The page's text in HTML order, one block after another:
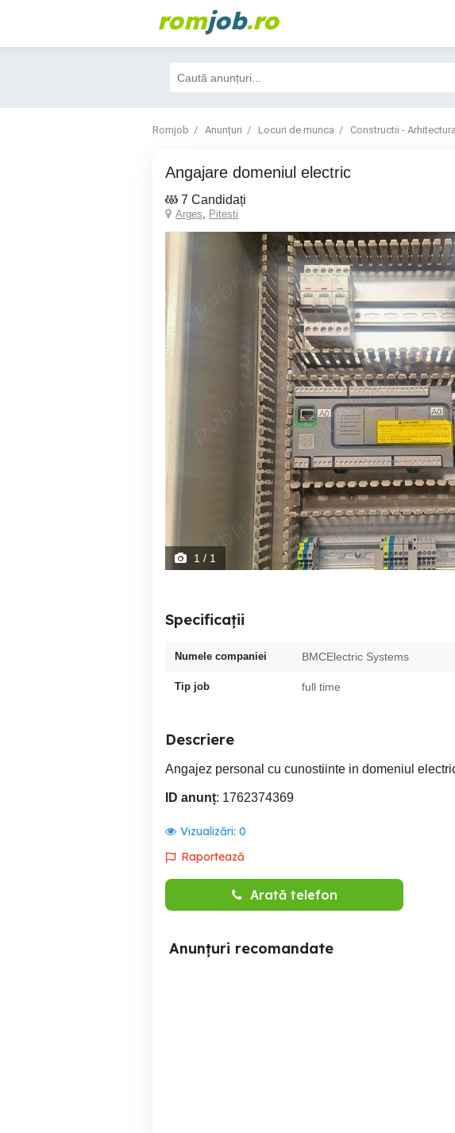
romjob.ro
Romjob Anunțuri Locuri de munca Constructii -
Angajare domeniul electric
7 Candidați
Arges, Pitesti
1 / 1
Specificații
Numele companiei BMCElectric Systems
Tip job full time
Descriere
Angajez personal cu cunostiinte in domeniul
ID anunț: 1762374369
Vizualizări: 0
Raportează
Arată telefon
Anunțuri recomandate